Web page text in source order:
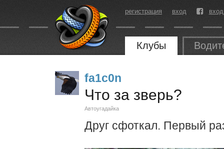
регистрация вход
Клубы
fa1c0n
Что за зверь?
Автоугадайка
Друг сфоткал. Первый